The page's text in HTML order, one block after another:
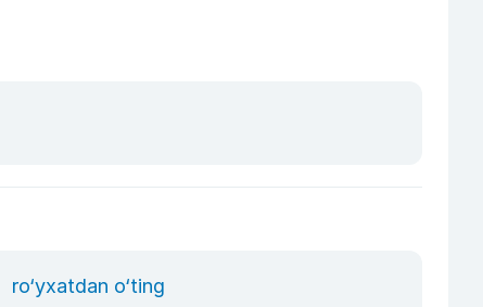
ro‘yxatdan o‘ting